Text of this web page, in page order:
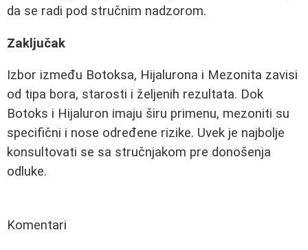
da se radi pod stručnim nadzorom.
Zaključak
Izbor između Botoksa, Hijalurona i Mezonita zavisi
od tipa bora, starosti i željenih rezultata. Dok
Botoks i Hijaluron imaju širu primenu, mezoniti su
specifični i nose određene rizike. Uvek je najbolje
konsultovati se sa stručnjakom pre donošenja
odluke.
Komentari